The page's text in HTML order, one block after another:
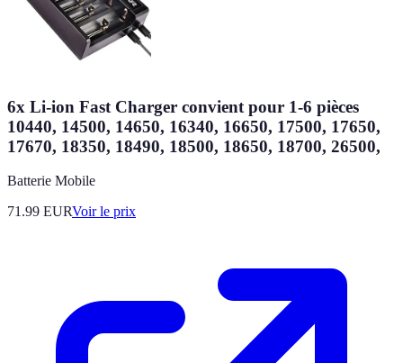
6x Li-ion Fast Charger convient pour 1-6 pièces
10440, 14500, 14650, 16340, 16650, 17500, 17650,
17670, 18350, 18490, 18500, 18650, 18700, 26500,
Batterie Mobile
71.99 EURVoir le prix